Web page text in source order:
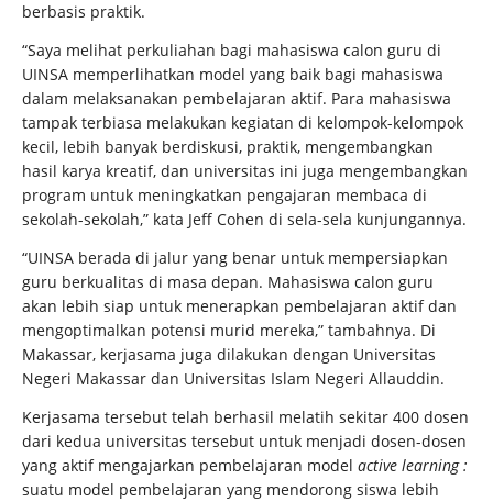
berbasis praktik.
“Saya melihat perkuliahan bagi mahasiswa calon guru di
UINSA memperlihatkan model yang baik bagi mahasiswa
dalam melaksanakan pembelajaran aktif. Para mahasiswa
tampak terbiasa melakukan kegiatan di kelompok-kelompok
kecil, lebih banyak berdiskusi, praktik, mengembangkan
hasil karya kreatif, dan universitas ini juga mengembangkan
program untuk meningkatkan pengajaran membaca di
sekolah-sekolah,” kata Jeff Cohen di sela-sela kunjungannya.
“UINSA berada di jalur yang benar untuk mempersiapkan
guru berkualitas di masa depan. Mahasiswa calon guru
akan lebih siap untuk menerapkan pembelajaran aktif dan
mengoptimalkan potensi murid mereka,” tambahnya. Di
Makassar, kerjasama juga dilakukan dengan Universitas
Negeri Makassar dan Universitas Islam Negeri Allauddin.
Kerjasama tersebut telah berhasil melatih sekitar 400 dosen
dari kedua universitas tersebut untuk menjadi dosen-dosen
yang aktif mengajarkan pembelajaran model active learning :
suatu model pembelajaran yang mendorong siswa lebih